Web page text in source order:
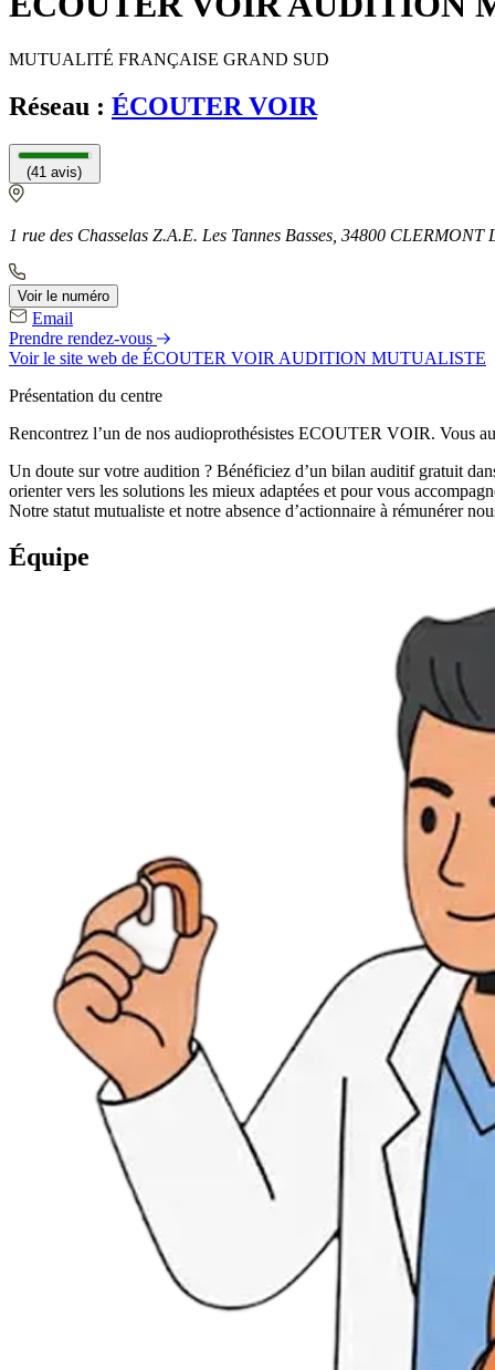
MUTUALITÉ FRANÇAISE GRAND SUD
Réseau : ÉCOUTER VOIR
(41 avis)
1 rue des Chasselas Z.A.E. Les Tannes Basses, 34800
Voir le numéro
Email
Prendre rendez-vous
Voir le site web de ÉCOUTER VOIR AUDITION MUTUALISTE
Présentation du centre
Rencontrez l’un de nos audioprothésistes ECOUTER VOIR. Vous
Un doute sur votre audition ? Bénéficiez d’un bilan auditif gratuit
orienter vers les solutions les mieux adaptées et pour vous
Notre statut mutualiste et notre absence d’actionnaire à rémunérer
Équipe